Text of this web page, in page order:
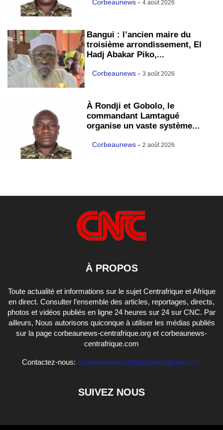
Corbeaunews - 4 août 2026
Bangui : l’ancien maire du
troisième arrondissement, El
Hadj Abakar Piko,...
Corbeaunews - 3 août 2026
À Rondji et Gobolo, le
commandant Lamtagué
organise un vaste système...
Corbeaunews - 2 août 2026
À PROPOS
Toute actualité et informations sur le sujet Centrafrique et Afrique
en direct. Consulter l’ensemble des articles, reportages, directs,
photos et vidéos publiés en ligne 24 heures sur 24 sur CNC. Par
ailleurs, Nous autorisons quiconque à utiliser les médias publiés
sur la page corbeaunews-centrafrique.org et corbeaunews-
centrafrique.com
Contactez-nous: corbeaunewscentrafrique@gmail.com
SUIVEZ NOUS